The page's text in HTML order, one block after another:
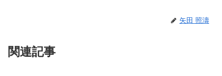
矢田 照濤
関連記事